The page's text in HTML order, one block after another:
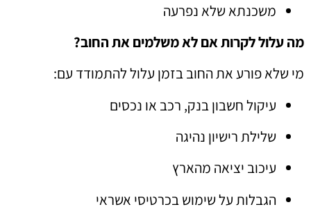
משכנתא שלא נפרעה
מה עלול לקרות אם לא משלמים את החוב?
מי שלא פורע את החוב בזמן עלול להתמודד עם:
עיקול חשבון בנק, רכב או נכסים
שלילת רישיון נהיגה
עיכוב יציאה מהארץ
הגבלות על שימוש בכרטיסי אשראי